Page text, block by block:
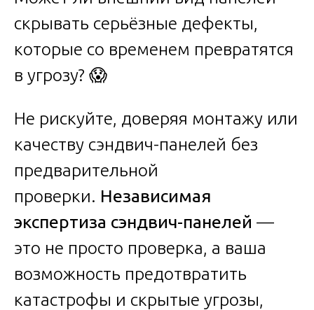
скрывать серьёзные дефекты,
которые со временем превратятся
в угрозу? 😱
Не рискуйте, доверяя монтажу или
качеству сэндвич-панелей без
предварительной
проверки. Независимая
экспертиза сэндвич-панелей —
это не просто проверка, а ваша
возможность предотвратить
катастрофы и скрытые угрозы,